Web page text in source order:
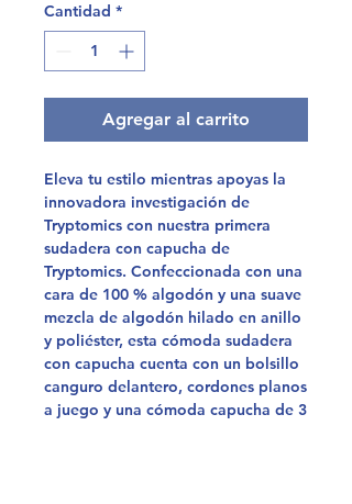
Cantidad *
Agregar al carrito
Eleva tu estilo mientras apoyas la
innovadora investigación de
Tryptomics con nuestra primera
sudadera con capucha de
Tryptomics. Confeccionada con una
cara de 100 % algodón y una suave
mezcla de algodón hilado en anillo
y poliéster, esta cómoda sudadera
con capucha cuenta con un bolsillo
canguro delantero, cordones planos
a juego y una cómoda capucha de 3